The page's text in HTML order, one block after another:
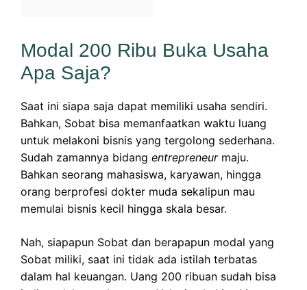
Modal 200 Ribu Buka Usaha
Apa Saja?
Saat ini siapa saja dapat memiliki usaha sendiri.
Bahkan, Sobat bisa memanfaatkan waktu luang
untuk melakoni bisnis yang tergolong sederhana.
Sudah zamannya bidang entrepreneur maju.
Bahkan seorang mahasiswa, karyawan, hingga
orang berprofesi dokter muda sekalipun mau
memulai bisnis kecil hingga skala besar.
Nah, siapapun Sobat dan berapapun modal yang
Sobat miliki, saat ini tidak ada istilah terbatas
dalam hal keuangan. Uang 200 ribuan sudah bisa